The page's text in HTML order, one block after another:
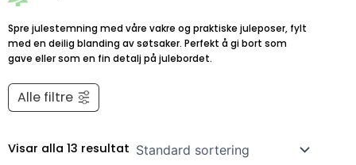
Spre julestemning med våre vakre og praktiske juleposer, fylt
med en deilig blanding av søtsaker. Perfekt å gi bort som
gave eller som en fin detalj på julebordet.
Alle filtre
Visar alla 13 resultat